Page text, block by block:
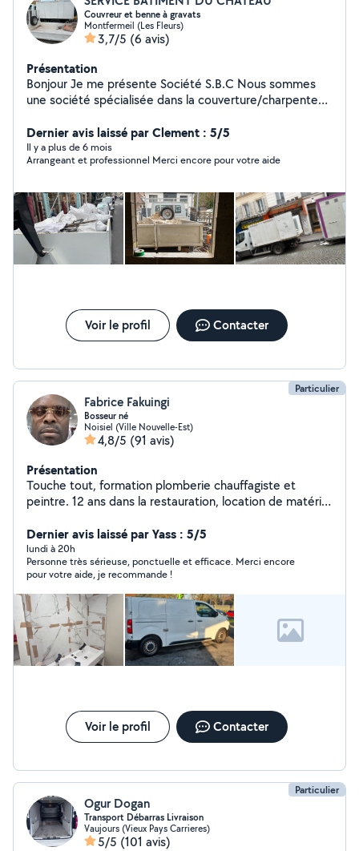
Couvreur et benne à gravats
Montfermeil (Les Fleurs)
3,7/5 (6 avis)
Présentation
Bonjour Je me présente Société S.B.C Nous sommes
une société spécialisée dans la couverture/charpente
9ans d'expérience Nous faisons aussi l'évacuation de
tout type de déchets et de gravats et (démolition)
Nous sommes disponibles pour toutes vos demandes.
Dernier avis laissé par Clement : 5/5
Il y a plus de 6 mois
Arrangeant et professionnel Merci encore pour votre aide
Voir le profil Contacter
Particulier
Fabrice Fakuingi
Bosseur né
Noisiel (Ville Nouvelle-Est)
4,8/5 (91 avis)
Présentation
Touche tout, formation plomberie chauffagiste et
peintre. 12 ans dans la restauration, location de matériel
Dernier avis laissé par Yass : 5/5
lundi à 20h
Personne très sérieuse, ponctuelle et efficace. Merci encore
pour votre aide, je recommande !
Voir le profil Contacter
Particulier
Ogur Dogan
Transport Débarras Livraison
Vaujours (Vieux Pays Carrieres)
5/5 (101 avis)